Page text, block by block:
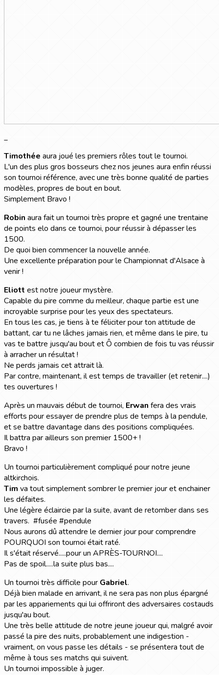
_
Timothée aura joué les premiers rôles tout le tournoi.
L'un des plus gros bosseurs chez nos jeunes aura enfin réussi
son tournoi référence, avec une très bonne qualité de parties
modèles, propres de bout en bout.
Simplement Bravo !
Robin aura fait un tournoi très propre et gagné une trentaine
de points elo dans ce tournoi, pour réussir à dépasser les
1500.
De quoi bien commencer la nouvelle année.
Une excellente préparation pour le Championnat d'Alsace à
venir !
Eliott est notre joueur mystère.
Capable du pire comme du meilleur, chaque partie est une
incroyable surprise pour les yeux des spectateurs.
En tous les cas, je tiens à te féliciter pour ton attitude de
battant, car tu ne lâches jamais rien, et même dans le pire, tu
vas te battre jusqu'au bout et Ô combien de fois tu vas réussir
à arracher un résultat !
Ne perds jamais cet attrait là.
Par contre, maintenant, il est temps de travailler (et retenir....)
tes ouvertures !
Après un mauvais début de tournoi, Erwan fera des vrais
efforts pour essayer de prendre plus de temps à la pendule,
et se battre davantage dans des positions compliquées.
Il battra par ailleurs son premier 1500+ !
Bravo !
Un tournoi particulièrement compliqué pour notre jeune
altkirchois.
Tim va tout simplement sombrer le premier jour et enchainer
les défaites.
Une légère éclaircie par la suite, avant de retomber dans ses
travers. #fusée #pendule
Nous aurons dû attendre le dernier jour pour comprendre
POURQUOI son tournoi était raté.
Il s'était réservé.....pour un APRÈS-TOURNOI....
Pas de spoil.....la suite plus bas....
Un tournoi très difficile pour Gabriel.
Déjà bien malade en arrivant, il ne sera pas non plus épargné
par les appariements qui lui offriront des adversaires costauds
jusqu'au bout.
Une très belle attitude de notre jeune joueur qui, malgré avoir
passé la pire des nuits, probablement une indigestion -
vraiment, on vous passe les détails - se présentera tout de
même à tous ses matchs qui suivent.
Un tournoi impossible à juger.